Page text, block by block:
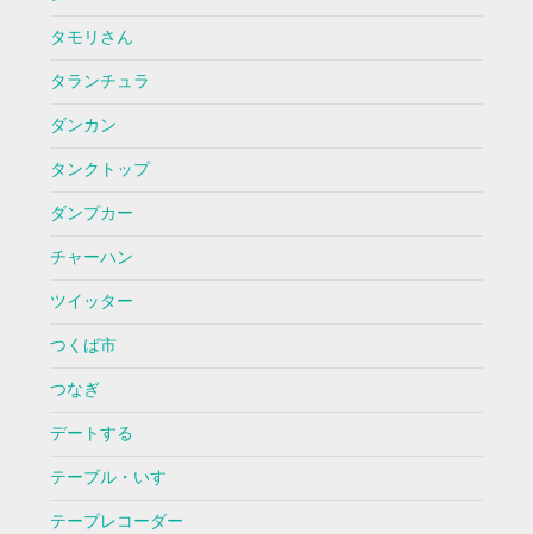
タモリさん
タランチュラ
ダンカン
タンクトップ
ダンプカー
チャーハン
ツイッター
つくば市
つなぎ
デートする
テーブル・いす
テープレコーダー